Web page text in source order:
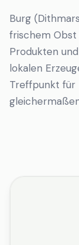
Burg
frischem Obst
Produkten
lokalen
Treffpunkt für